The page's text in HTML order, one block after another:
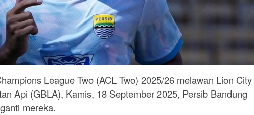
League Two (ACL Two) 2025/26 melawan Lion City
Api (GBLA), Kamis, 18 September 2025, Persib Bandung
mereka.